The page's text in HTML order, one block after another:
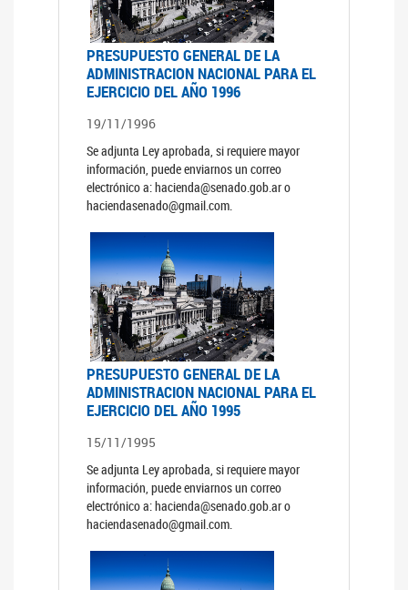
PRESUPUESTO GENERAL DE LA
ADMINISTRACION NACIONAL PARA EL
EJERCICIO DEL AÑO 1996
19/11/1996
Se adjunta Ley aprobada, si requiere mayor
información, puede enviarnos un correo
electrónico a: hacienda@senado.gob.ar o
haciendasenado@gmail.com.
PRESUPUESTO GENERAL DE LA
ADMINISTRACION NACIONAL PARA EL
EJERCICIO DEL AÑO 1995
15/11/1995
Se adjunta Ley aprobada, si requiere mayor
información, puede enviarnos un correo
electrónico a: hacienda@senado.gob.ar o
haciendasenado@gmail.com.